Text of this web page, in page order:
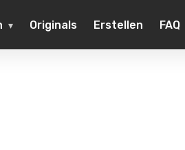
Originals Erstellen FAQ